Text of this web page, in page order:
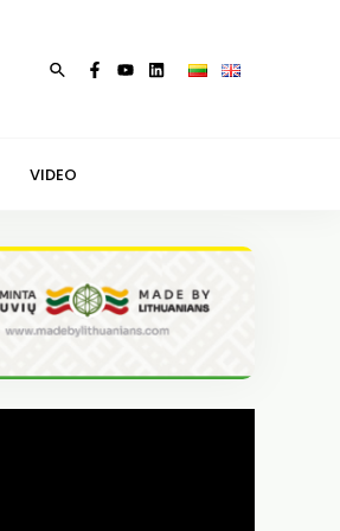
Paieška
VIDEO